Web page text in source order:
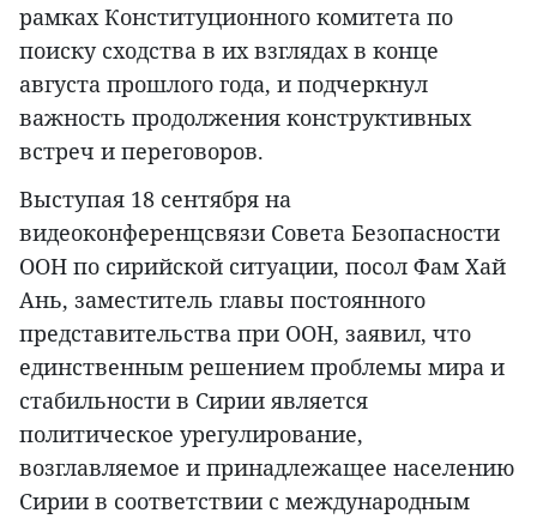
рамках Конституционного комитета по
поиску сходства в их взглядах в конце
августа прошлого года, и подчеркнул
важность продолжения конструктивных
встреч и переговоров.
Выступая 18 сентября на
видеоконференцсвязи Совета Безопасности
ООН по сирийской ситуации, посол Фам Хай
Ань, заместитель главы постоянного
представительства при ООН, заявил, что
единственным решением проблемы мира и
стабильности в Сирии является
политическое урегулирование,
возглавляемое и принадлежащее населению
Сирии в соответствии с международным